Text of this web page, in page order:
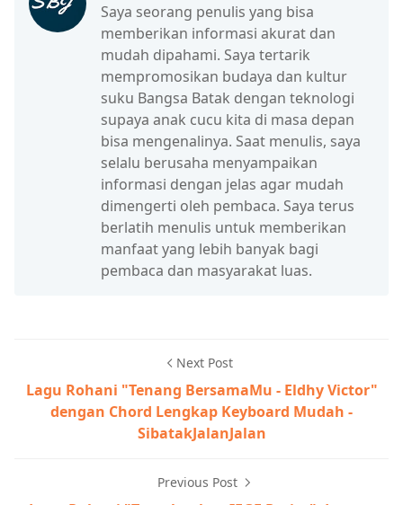
Saya seorang penulis yang bisa
memberikan informasi akurat dan
mudah dipahami. Saya tertarik
mempromosikan budaya dan kultur
suku Bangsa Batak dengan teknologi
supaya anak cucu kita di masa depan
bisa mengenalinya. Saat menulis, saya
selalu berusaha menyampaikan
informasi dengan jelas agar mudah
dimengerti oleh pembaca. Saya terus
berlatih menulis untuk memberikan
manfaat yang lebih banyak bagi
pembaca dan masyarakat luas.
Next Post
Lagu Rohani "Tenang BersamaMu - Eldhy Victor"
dengan Chord Lengkap Keyboard Mudah -
SibatakJalanJalan
Previous Post